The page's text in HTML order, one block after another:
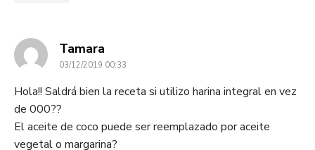
Tamara
03/12/2019 00:33
Hola!! Saldrá bien la receta si utilizo harina integral en vez
de 000??
El aceite de coco puede ser reemplazado por aceite
vegetal o margarina?